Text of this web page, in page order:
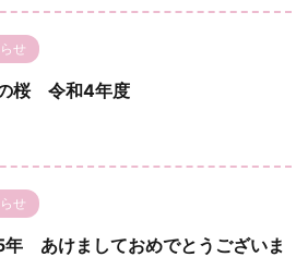
せ
桜 令和4年度
せ
あけましておめでとうございま